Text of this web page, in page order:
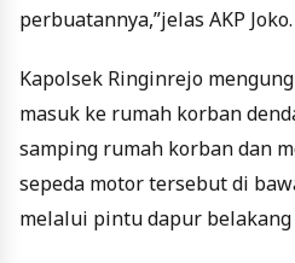
perbuatannya,”jelas AKP Joko.
Kapolsek Ringinrejo
masuk ke rumah korban
samping rumah korban dan
sepeda motor tersebut di
melalui pintu dapur